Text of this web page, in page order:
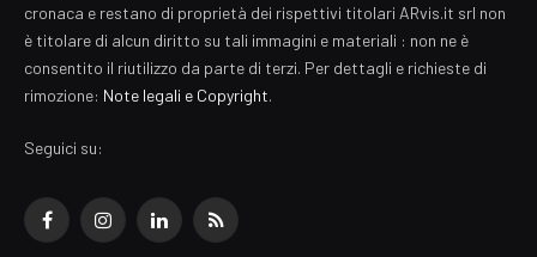
cronaca e restano di proprietà dei rispettivi titolari ARvis.it srl non
è titolare di alcun diritto su tali immagini e materiali : non ne è
consentito il riutilizzo da parte di terzi. Per dettagli e richieste di
rimozione: Note legali e Copyright.
Seguici su:
FacebookInstagramLinkedInRSS